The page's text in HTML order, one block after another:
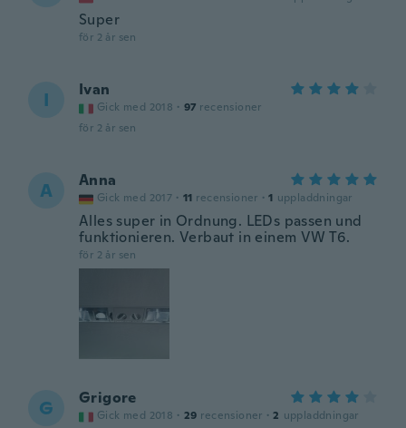
Super
för 2 år sen
I Ivan
Gick med 2018 · 97 recensioner
för 2 år sen
A Anna
Gick med 2017 · 11 recensioner · 1 uppladdningar
Alles super in Ordnung. LEDs passen und
funktionieren. Verbaut in einem VW T6.
för 2 år sen
G Grigore
Gick med 2018 · 29 recensioner · 2 uppladdningar